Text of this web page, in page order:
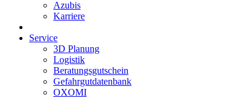
Azubis
Karriere
Service
3D Planung
Logistik
Beratungsgutschein
Gefahrgutdatenbank
OXOMI